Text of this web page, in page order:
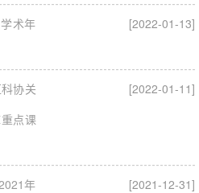
术年
[2022-01-13]
协关
点课
[2022-01-11]
年
[2021-12-31]